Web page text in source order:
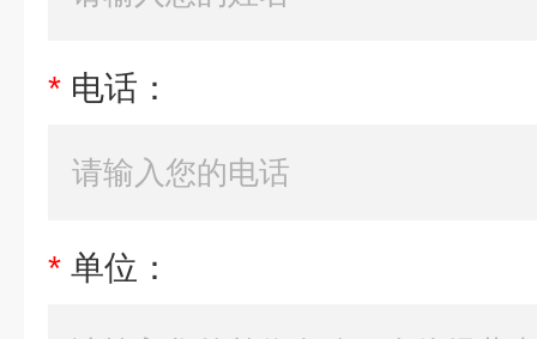
* 电话：
* 单位：